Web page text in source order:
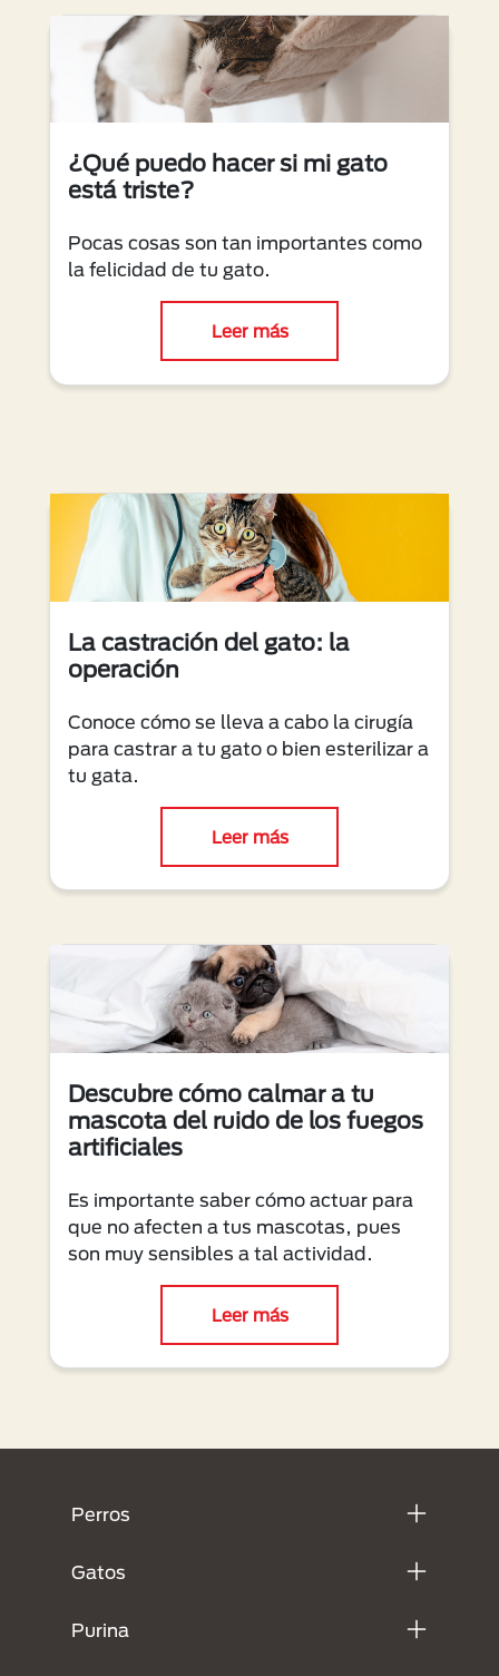
¿Qué puedo hacer si mi gato
está triste?
Pocas cosas son tan importantes como
la felicidad de tu gato.
Leer más
La castración del gato: la
operación
Conoce cómo se lleva a cabo la cirugía
para castrar a tu gato o bien esterilizar a
tu gata.
Leer más
Descubre cómo calmar a tu
mascota del ruido de los fuegos
artificiales
Es importante saber cómo actuar para
que no afecten a tus mascotas, pues
son muy sensibles a tal actividad.
Leer más
Perros
Gatos
Purina